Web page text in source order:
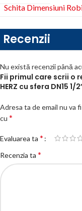
Schita Dimensiuni
Recenzii
Nu există recenzii până
Fii primul care scrii o
HERZ cu sfera DN15 1/
Adresa ta de email nu va
cu *
Evaluarea ta *
Recenzia ta *